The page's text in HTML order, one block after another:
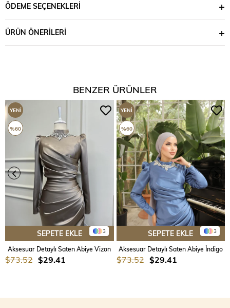
ÖDEME SEÇENEKLERI
ÜRÜN ÖNERILERI
BENZER ÜRÜNLER
3
SEPETE EKLE
Aksesuar Detaylı Saten Abiye Vizon
$29.41
$73.52
YENI
ÜRÜN
%60
3
SEPETE EKLE
Aksesuar Detaylı Saten Abiye İndigo
$29.41
$73.52
YENI
ÜRÜN
%60